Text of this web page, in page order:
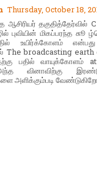
Thursday, October 18,
ஆசிரியர்
புவியின் மிகப்பரந்த சுூ
உயிர்க்கோளம்
The broadcasting
பதில் வாயுக்கோளம்
வினாவிற்கு இரண்டு
அளிக்கும்படி